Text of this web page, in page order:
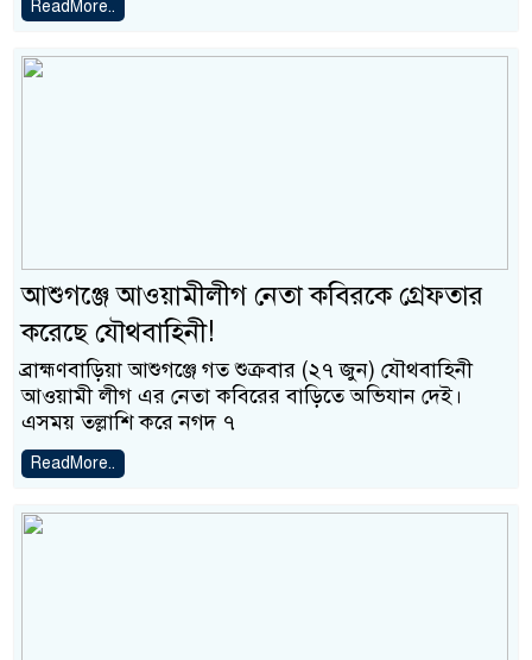
ReadMore..
আশুগঞ্জে আওয়ামীলীগ নেতা কবিরকে গ্রেফতার
করেছে যৌথবাহিনী!
ব্রাহ্মণবাড়িয়া আশুগঞ্জে গত শুক্রবার (২৭ জুন) যৌথবাহিনী
আওয়ামী লীগ এর নেতা কবিরের বাড়িতে অভিযান দেই।
এসময় তল্লাশি করে নগদ ৭
ReadMore..